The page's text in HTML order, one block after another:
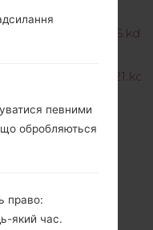
певними
обробляються
право:
який час.